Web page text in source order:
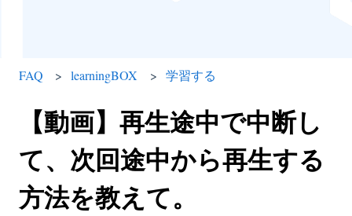
FAQ learningBOX 学習する
【動画】再生途中で中断し
て、次回途中から再生する
方法を教えて。